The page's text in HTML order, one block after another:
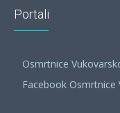
Portali
Osmrtnice
Facebook